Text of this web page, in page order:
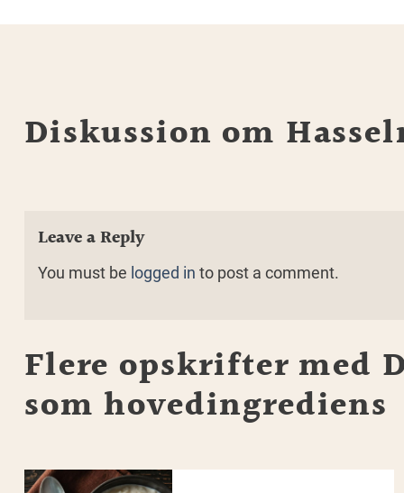
Diskussion om
Leave a Reply
You must be logged in to post a comment.
Flere opskrifter med
som hovedingrediens